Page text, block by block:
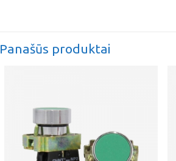
Panašūs produktai